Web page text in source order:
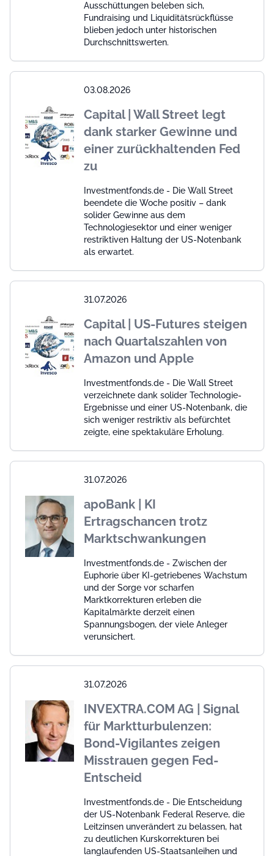
Ausschüttungen beleben sich,
Fundraising und Liquiditätsrückflüsse
blieben jedoch unter historischen
Durchschnittswerten.
03.08.2026
Capital | Wall Street legt
dank starker Gewinne und
einer zurückhaltenden Fed
zu
Investmentfonds.de - Die Wall Street
beendete die Woche positiv – dank
solider Gewinne aus dem
Technologiesektor und einer weniger
restriktiven Haltung der US-Notenbank
als erwartet.
31.07.2026
Capital | US-Futures steigen
nach Quartalszahlen von
Amazon und Apple
Investmentfonds.de - Die Wall Street
verzeichnete dank solider Technologie-
Ergebnisse und einer US-Notenbank, die
sich weniger restriktiv als befürchtet
zeigte, eine spektakuläre Erholung.
31.07.2026
apoBank | KI
Ertragschancen trotz
Marktschwankungen
Investmentfonds.de - Zwischen der
Euphorie über KI-getriebenes Wachstum
und der Sorge vor scharfen
Marktkorrekturen erleben die
Kapitalmärkte derzeit einen
Spannungsbogen, der viele Anleger
verunsichert.
31.07.2026
INVEXTRA.COM AG | Signal
für Marktturbulenzen:
Bond-Vigilantes zeigen
Misstrauen gegen Fed-
Entscheid
Investmentfonds.de - Die Entscheidung
der US-Notenbank Federal Reserve, die
Leitzinsen unverändert zu belassen, hat
zu deutlichen Kurskorrekturen bei
langlaufenden US-Staatsanleihen und